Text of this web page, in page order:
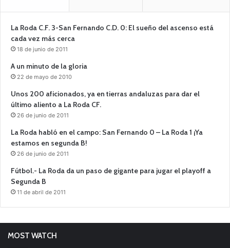
La Roda C.F. 3-San Fernando C.D. 0: El sueño del ascenso está
cada vez más cerca
18 de junio de 2011
A un minuto de la gloria
22 de mayo de 2010
Unos 200 aficionados, ya en tierras andaluzas para dar el
último aliento a La Roda CF.
26 de junio de 2011
La Roda habló en el campo: San Fernando 0 – La Roda 1 ¡Ya
estamos en segunda B!
26 de junio de 2011
Fútbol.- La Roda da un paso de gigante para jugar el playoff a
Segunda B
11 de abril de 2011
MOST WATCH